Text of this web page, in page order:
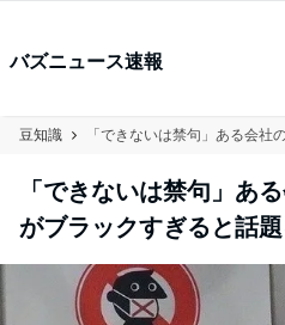
バズニュース速報
豆知識
「できないは禁句」あ
がブラックすぎると話